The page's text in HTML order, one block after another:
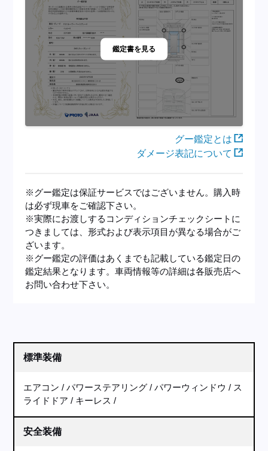
鑑定書を見る
グー鑑定とは
ダメージ表記について
※グー鑑定は保証サービスではございません。購入時
は必ず現車をご確認下さい。
※実際にお渡しするコンディションチェックシートに
つきましては、形式および表示項目が異なる場合がご
ざいます。
※グー鑑定の評価はあくまでも記載している鑑定日の
鑑定結果となります。車両情報等の詳細は各販売店へ
お問い合わせ下さい。
標準装備
エアコン パワーステアリング パワーウィンドウ
ス
ライドドア
キーレス
安全装備